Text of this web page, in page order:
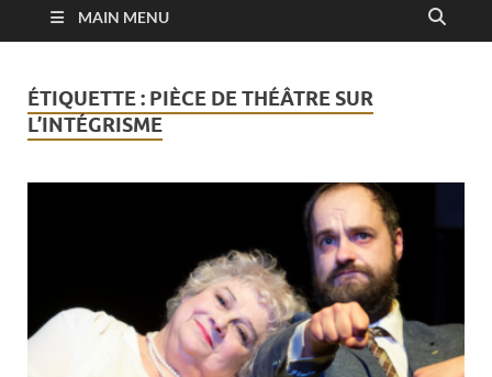
MAIN MENU
ÉTIQUETTE : PIÈCE DE THÉÂTRE SUR
L’INTÉGRISME